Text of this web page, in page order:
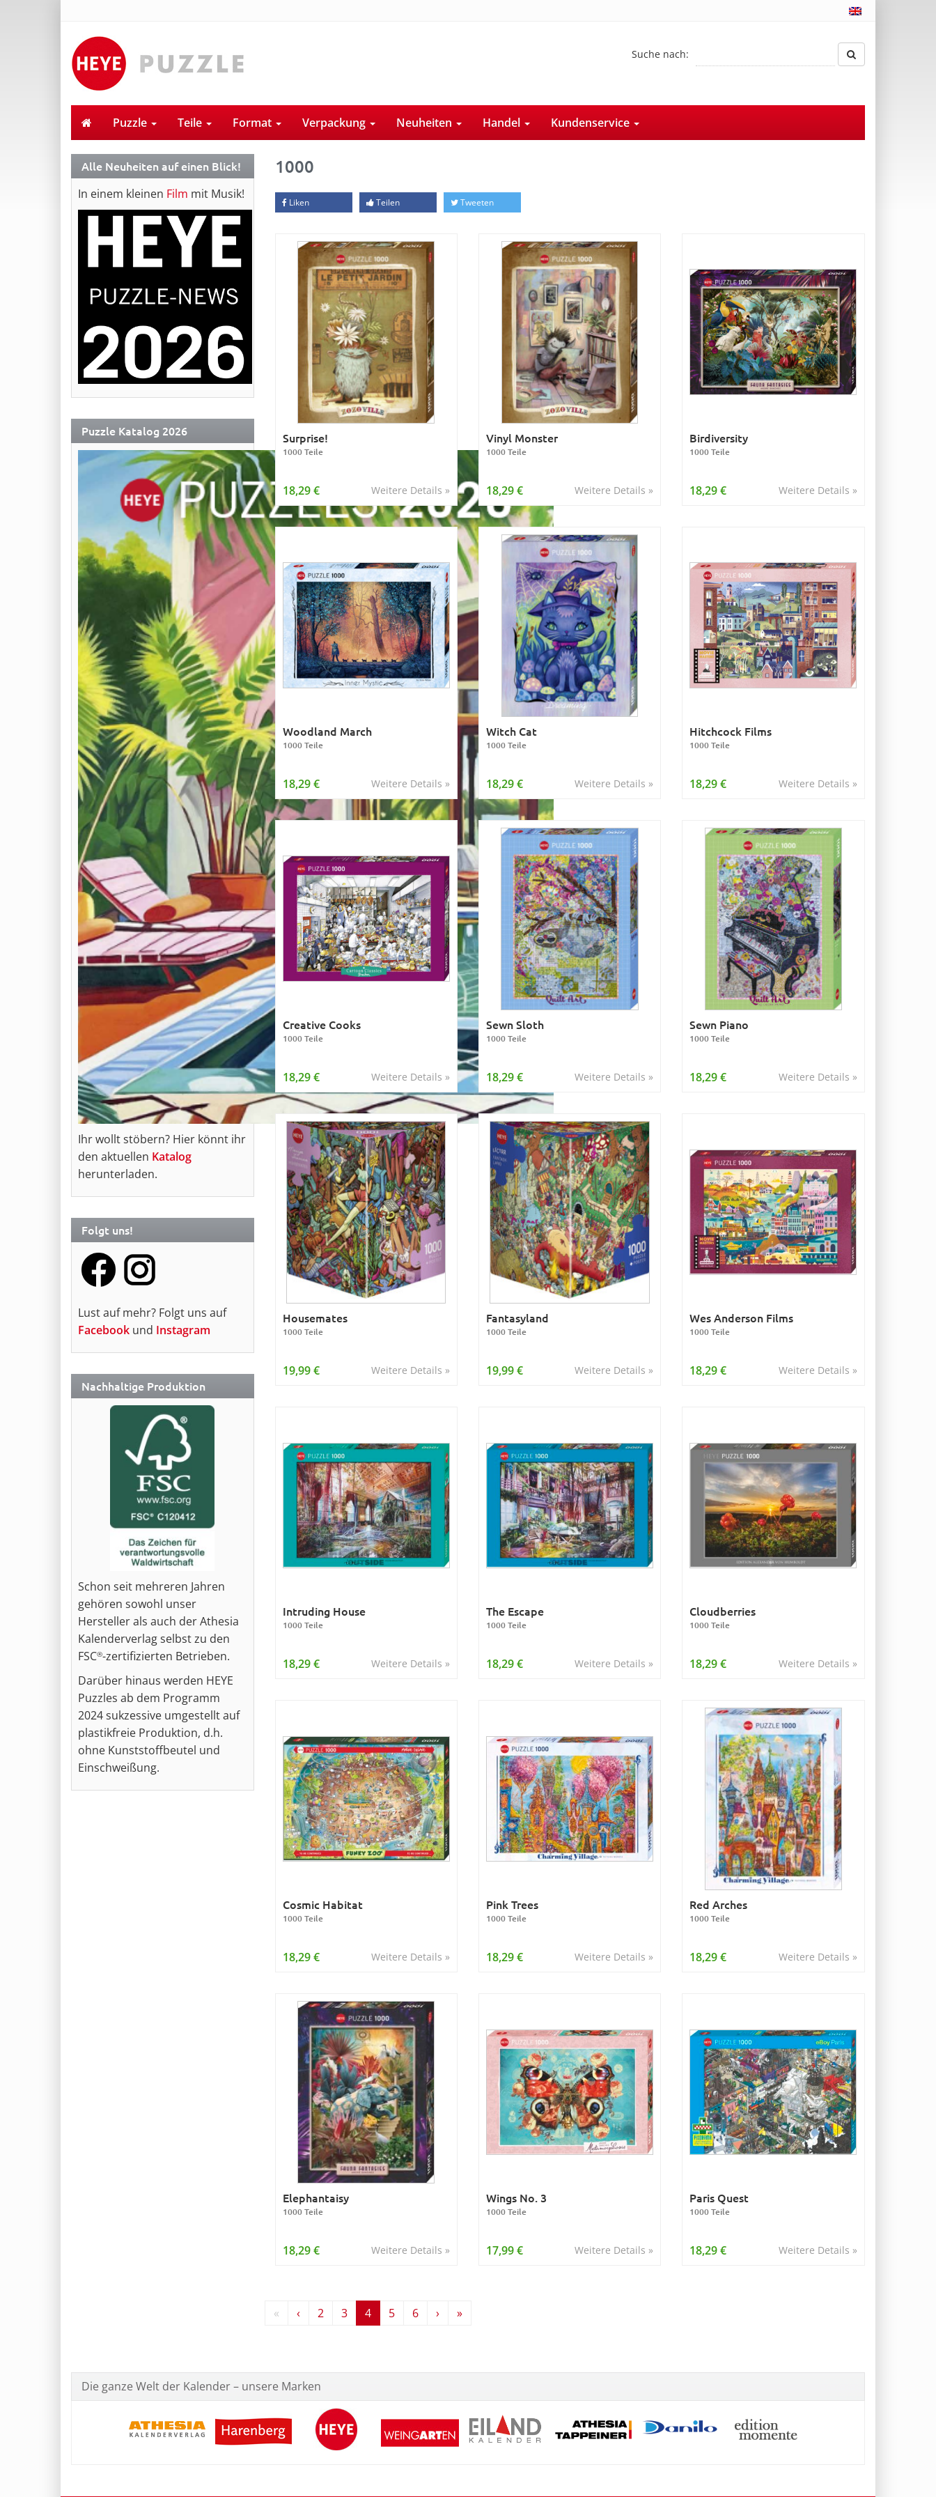
Suche nach:
Puzzle Teile Format Verpackung Neuheiten Handel Kundenservice
Alle Neuheiten auf einen Blick!
In einem kleinen Film mit Musik!
Puzzle Katalog 2026
Ihr wollt stöbern? Hier könnt ihr
den aktuellen Katalog
herunterladen.
Folgt uns!
Lust auf mehr? Folgt uns auf
Facebook und Instagram
Nachhaltige Produktion
Schon seit mehreren Jahren
gehören sowohl unser
Hersteller als auch der Athesia
Kalenderverlag selbst zu den
FSC®-zertifizierten Betrieben.
Darüber hinaus werden HEYE
Puzzles ab dem Programm
2024 sukzessive umgestellt auf
plastikfreie Produktion, d.h.
ohne Kunststoffbeutel und
Einschweißung.
1000
Liken Teilen Tweeten
Surprise!
1000 Teile
Weitere Details »
18,29 €
Vinyl Monster
1000 Teile
Weitere Details »
18,29 €
Birdiversity
1000 Teile
Weitere Details »
18,29 €
Woodland March
1000 Teile
Weitere Details »
18,29 €
Witch Cat
1000 Teile
Weitere Details »
18,29 €
Hitchcock Films
1000 Teile
Weitere Details »
18,29 €
Creative Cooks
1000 Teile
Weitere Details »
18,29 €
Sewn Sloth
1000 Teile
Weitere Details »
18,29 €
Sewn Piano
1000 Teile
Weitere Details »
18,29 €
Housemates
1000 Teile
Weitere Details »
19,99 €
Fantasyland
1000 Teile
Weitere Details »
19,99 €
Wes Anderson Films
1000 Teile
Weitere Details »
18,29 €
Intruding House
1000 Teile
Weitere Details »
18,29 €
The Escape
1000 Teile
Weitere Details »
18,29 €
Cloudberries
1000 Teile
Weitere Details »
18,29 €
Cosmic Habitat
1000 Teile
Weitere Details »
18,29 €
Pink Trees
1000 Teile
Weitere Details »
18,29 €
Red Arches
1000 Teile
Weitere Details »
18,29 €
Elephantaisy
1000 Teile
Weitere Details »
18,29 €
Wings No. 3
1000 Teile
Weitere Details »
17,99 €
Paris Quest
1000 Teile
Weitere Details »
18,29 €
« ‹ 2 3 4 5 6 › »
Die ganze Welt der Kalender – unsere Marken